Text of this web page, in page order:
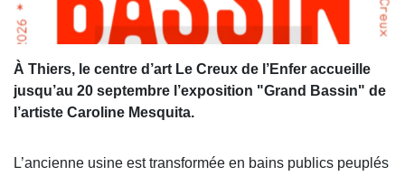
À Thiers, le centre d’art Le Creux de l’Enfer accueille
jusqu’au 20 septembre l’exposition "Grand Bassin" de
l’artiste Caroline Mesquita.
L’ancienne usine est transformée en bains publics peuplés